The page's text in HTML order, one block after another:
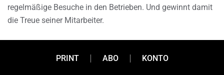
regelmäßige Besuche in den Betrieben. Und gewinnt damit
die Treue seiner Mitarbeiter.
PRINT ABO KONTO